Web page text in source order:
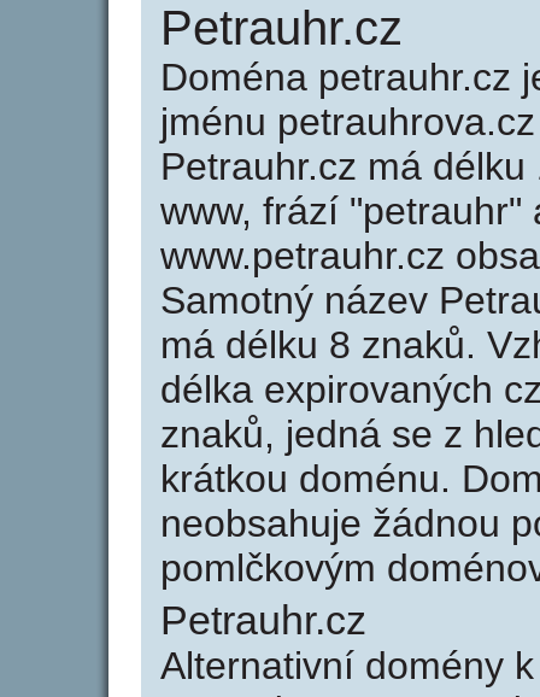
Petrauhr.cz
Doména petrauhr.cz
jménu
Petrauhr.cz má
www, frází "petrauhr"
www.petrauhr.cz
Samotný název
má délku 8 znaků.
délka expirovaných
znaků, jedná se z
krátkou doménu.
neobsahuje žádnou
pomlčkovým
Petrauhr.cz
Alternativní domény